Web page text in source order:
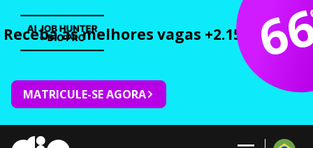
Receba as melhores vagas +2.150 cursos
MATRICULE-SE AGORA